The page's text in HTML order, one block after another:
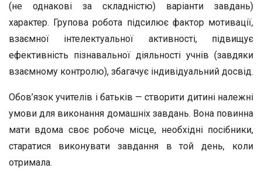
(не однакові за складніс­тю) варіанти завдань)
характер. Групова робота підсилює фактор мотивації,
взаємної інтелектуальної активності, під­вищує
ефективність пізнавальної діяльності учнів (завдя­ки
взаємному контролю), збагачує індивідуальний досвід.
Обов’язок учителів і батьків — створити дитині належ­ні
умови для виконання домашніх завдань. Вона повинна
мати вдома своє робоче місце, необхідні посібники,
стара­тися виконувати завдання в той день, коли
отримала.